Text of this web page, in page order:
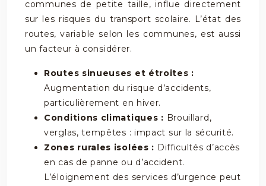
communes de petite taille, influe directement
sur les risques du transport scolaire. L’état des
routes, variable selon les communes, est aussi
un facteur à considérer.
Routes sinueuses et étroites :
Augmentation du risque d’accidents,
particulièrement en hiver.
Conditions climatiques : Brouillard,
verglas, tempêtes : impact sur la sécurité.
Zones rurales isolées : Difficultés d’accès
en cas de panne ou d’accident.
L’éloignement des services d’urgence peut